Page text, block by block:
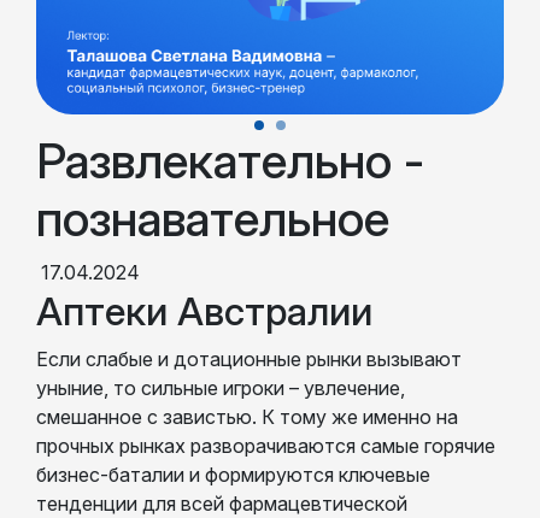
Развлекательно -
познавательное
17.04.2024
Аптеки Австралии
Если слабые и дотационные рынки вызывают
уныние, то сильные игроки – увлечение,
смешанное с завистью. К тому же именно на
прочных рынках разворачиваются самые горячие
бизнес-баталии и формируются ключевые
тенденции для всей фармацевтической